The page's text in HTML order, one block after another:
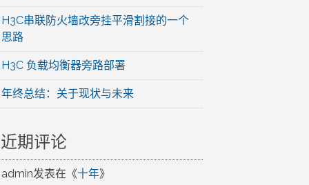
H3C串联防火墙改旁挂平滑割接的一个
思路
H3C 负载均衡器旁路部署
年终总结：关于现状与未来
近期评论
admin发表在《十年》